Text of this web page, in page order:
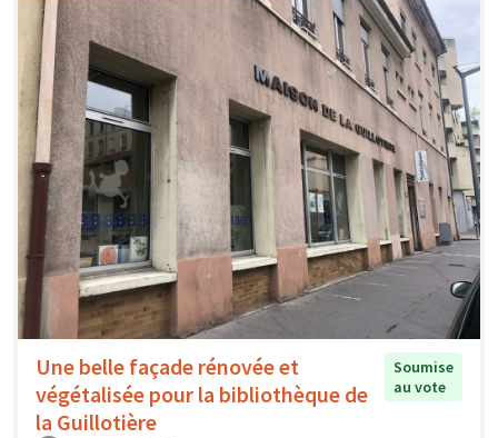
Une belle façade rénovée et
végétalisée pour la bibliothèque de
la Guillotière
Soumise
au vote